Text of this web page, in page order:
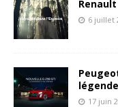
6 juillet
légende
17 juin